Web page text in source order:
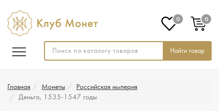
Найти товар
0 0
Главная Монеты
Российская империя
Деньга, 1535-1547 годы